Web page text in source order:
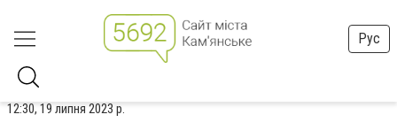
Рус
12:30, 19 липня 2023 р.